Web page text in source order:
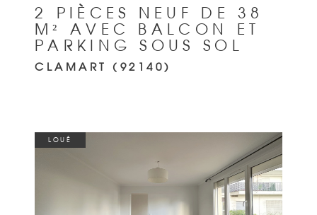
2 PIÈCES NEUF DE 38
M² AVEC BALCON ET
PARKING SOUS SOL
CLAMART (92140)
LOUÉ
VOIR LE BIEN